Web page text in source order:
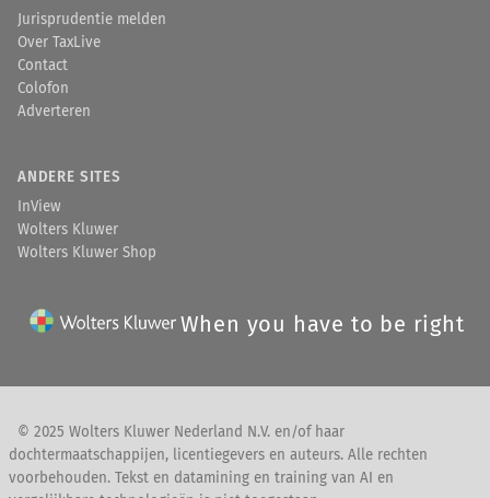
Jurisprudentie melden
Over TaxLive
Contact
Colofon
Adverteren
ANDERE SITES
InView
Wolters Kluwer
Wolters Kluwer Shop
When you have to be right
© 2025 Wolters Kluwer Nederland N.V. en/of haar
dochtermaatschappijen, licentiegevers en auteurs. Alle rechten
voorbehouden. Tekst en datamining en training van AI en